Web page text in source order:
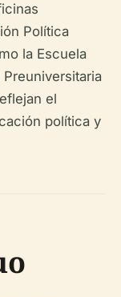
Política
la Escuela
el
política y